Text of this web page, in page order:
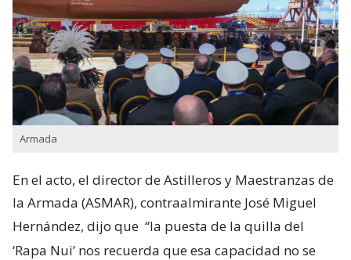
Armada
En el acto, el director de Astilleros y Maestranzas de
la Armada (ASMAR), contraalmirante José Miguel
Hernández, dijo que “la puesta de la quilla del
‘Rapa Nui’ nos recuerda que esa capacidad no se